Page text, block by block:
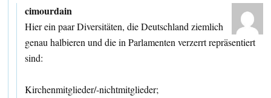
cimourdain
Hier ein paar Diversitäten, die Deutschland ziemlich
genau halbieren und die in Parlamenten verzerrt repräsentiert
sind:
Kirchenmitglieder/-nichtmitglieder;